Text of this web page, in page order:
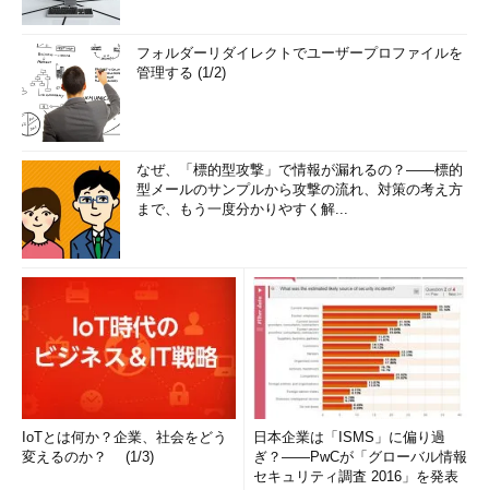
フォルダーリダイレクトでユーザープロファイルを
管理する (1/2)
なぜ、「標的型攻撃」で情報が漏れるの？――標的
型メールのサンプルから攻撃の流れ、対策の考え方
まで、もう一度分かりやすく解...
IoTとは何か？企業、社会をどう
変えるのか？ (1/3)
日本企業は「ISMS」に偏り過
ぎ？――PwCが「グローバル情報
セキュリティ調査 2016」を発表